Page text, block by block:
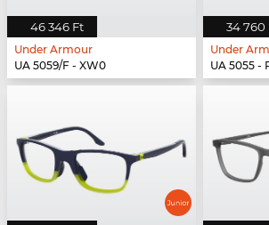
46 346 Ft
Under Armour
UA 5059/F - XW0
34 760
Under
UA 5055 -